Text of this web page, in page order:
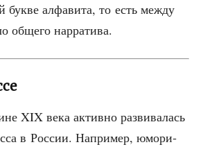
бук­ве алфа­ви­та, то есть меж­ду
обще­го нарратива.
XIX века актив­но раз­ви­ва­лась
в Рос­сии. Напри­мер, юмо­ри­